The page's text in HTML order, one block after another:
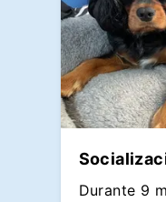
Durante 9